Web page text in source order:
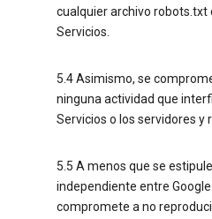
cualquier archivo robots.txt
Servicios.
5.4 Asimismo, se
ninguna actividad que
Servicios o los servidores y
5.5 A menos que se
independiente entre
compromete a no